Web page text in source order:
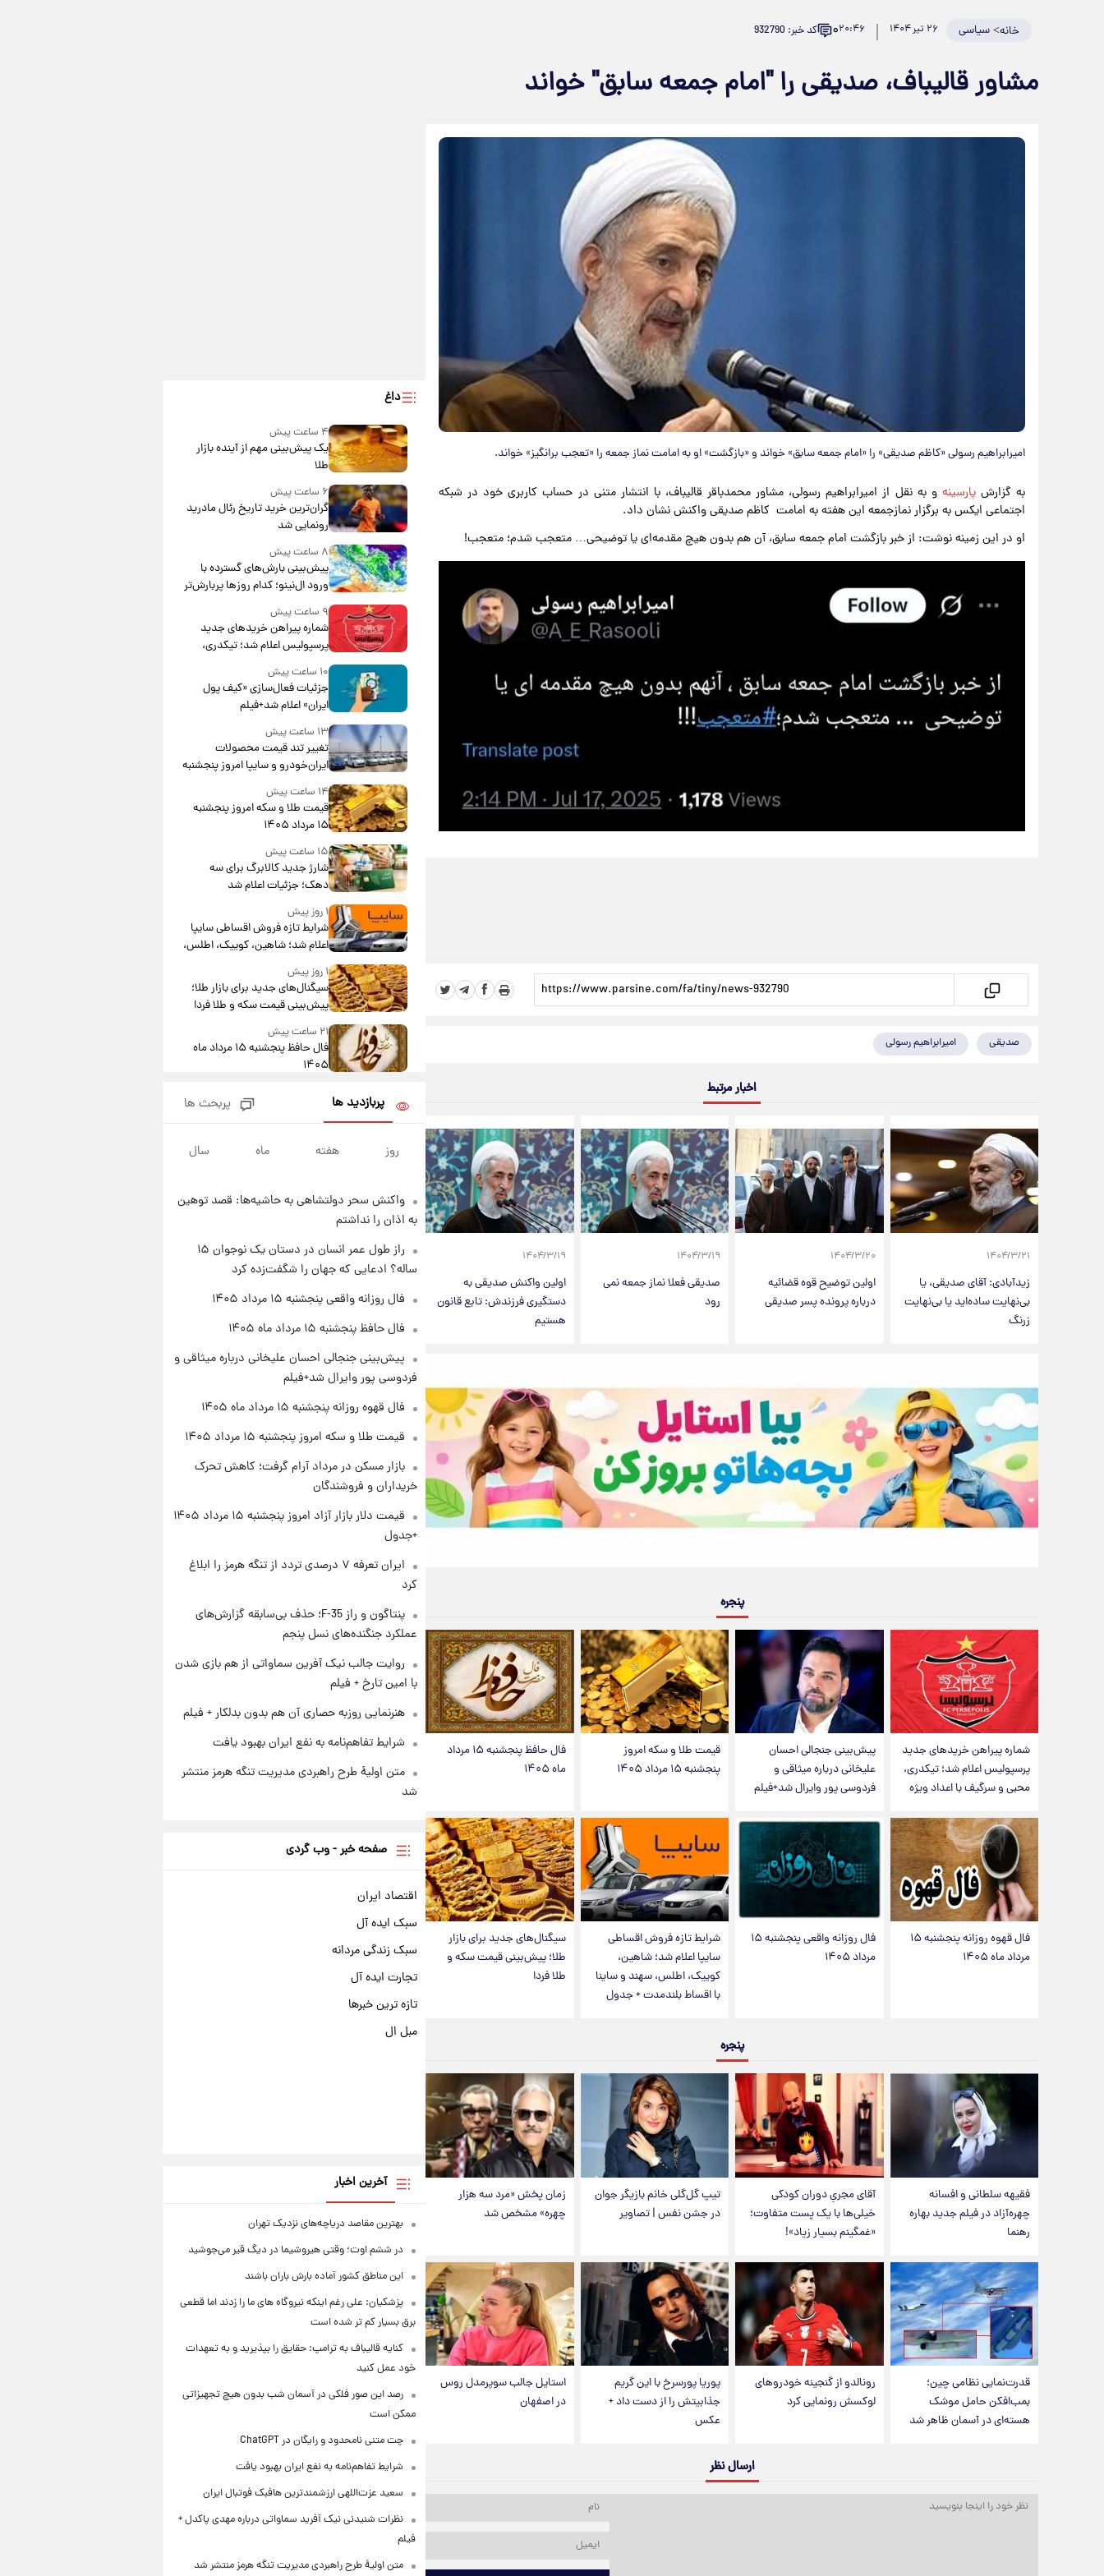
خانه>سیاسی ۲۶ تیر ۱۴۰۴ ۲۰:۴۶۰ کد خبر: 932790
مشاور قالیباف، صدیقی را "امام جمعه سابق" خواند
​امیرابراهیم رسولی «کاظم صدیقی» را «امام جمعه سابق» خواند و «بازگشت» او به امامت نماز جمعه را «تعجب برانگیز» خواند.
به گزارشپارسینه و به نقل از امیرابراهیم رسولی، مشاور محمدباقر قالیباف، با انتشار متنی در حساب کاربری خود در شبکه
اجتماعی ایکس به برگزار نمازجمعه این هفته به امامت کاظم صدیقی واکنش نشان داد.
او در این زمینه نوشت: از خبر بازگشت امام جمعه سابق، آن هم بدون هیچ مقدمه‌ای یا توضیحی… متعجب شدم؛ متعجب!
صدیقی امیرابراهیم رسولی
اخبار مرتبط
۱۴۰۴/۳/۲۱
زیدآبادی: آقای صدیقی، یا
بی‌نهایت ساده‌اید یا بی‌نهایت
زرنگ
۱۴۰۴/۳/۲۰
اولین توضیح قوه قضائیه
درباره پرونده پسر صدیقی
۱۴۰۴/۳/۱۹
صدیقی فعلا نماز جمعه نمی
رود
۱۴۰۴/۳/۱۹
اولین واکنش صدیقی به
دستگیری فرزندش: تابع قانون
هستیم
پنجره
شماره پیراهن خریدهای جدید
پرسپولیس اعلام شد؛ تیکدری،
محبی و سرگیف با اعداد ویژه
پیش‌بینی جنجالی احسان
علیخانی درباره میثاقی و
فردوسی پور وایرال شد+فیلم
قیمت طلا و سکه امروز
پنجشنبه ۱۵ مرداد ۱۴۰۵
فال حافظ پنجشنبه ۱۵ مرداد
ماه ۱۴۰۵
فال قهوه روزانه پنجشنبه ۱۵
مرداد ماه ۱۴۰۵
فال روزانه واقعی پنجشنبه ۱۵
مرداد ۱۴۰۵
شرایط تازه فروش اقساطی
سایپا اعلام شد؛ شاهین،
کوییک، اطلس، سهند و ساینا
با اقساط بلندمدت + جدول
سیگنال‌های جدید برای بازار
طلا؛ پیش‌بینی قیمت سکه و
طلا فردا
پنجره
فقیهه سلطانی و افسانه
چهره‌آزاد در فیلم جدید بهاره
رهنما
آقای مجریِ دوران کودکی
خیلی‌ها با یک پست متفاوت؛
«غمگینم بسیار زیاد»!
تیپ گل‌گلی خانم بازیگر جوان
در جشن نفس | تصاویر
زمان پخش «مرد سه هزار
چهره» مشخص شد
قدرت‌نمایی نظامی چین؛
بمب‌افکن حامل موشک
هسته‌ای در آسمان ظاهر شد
رونالدو از گنجینه خودروهای
لوکسش رونمایی کرد
پوریا پورسرخ با این گریم
جذابیتش را از دست داد +
عکس
استایل جالب سوپرمدل روس
در اصفهان
ارسال نظر
داغ
۴ ساعت پیش
یک پیش‌بینی مهم از آینده بازار
طلا
۶ ساعت پیش
گران‌ترین خرید تاریخ رئال مادرید
رونمایی شد
۸ ساعت پیش
پیش‌بینی بارش‌های گسترده با
ورود ال‌نینو؛ کدام روزها پربارش‌تر
۹ ساعت پیش
شماره پیراهن خریدهای جدید
پرسپولیس اعلام شد؛ تیکدری،
محبی و سرگیف با اعداد ویژه
۱۰ ساعت پیش
جزئیات فعال‌سازی «کیف پول
ایران» اعلام شد+فیلم
۱۳ ساعت پیش
تغییر تند قیمت محصولات
ایران‌خودرو و سایپا امروز پنجشنبه
۱۵ مرداد ۱۴۰۵ +جدول
۱۴ ساعت پیش
قیمت طلا و سکه امروز پنجشنبه
۱۵ مرداد ۱۴۰۵
۱۵ ساعت پیش
شارژ جدید کالابرگ برای سه
دهک؛ جزئیات اعلام شد
۱ روز پیش
شرایط تازه فروش اقساطی سایپا
اعلام شد؛ شاهین، کوییک، اطلس،
سهند و ساینا با اقساط بلندمدت +
جدول۱ روز پیش
سیگنال‌های جدید برای بازار طلا؛
پیش‌بینی قیمت سکه و طلا فردا
۲۱ ساعت پیش
فال حافظ پنجشنبه ۱۵ مرداد ماه
۱۴۰۵
فال قهوه روزانه پنجشنبه ۱۵ مرداد
ماه ۱۴۰۵
۲۳ ساعت پیش
چهارشنبه ۱۴ مرداد + جدول
۱ روز پیش
تولید سایپا؛ نام خودرو، مبلغ پیش
پرداخت و زمان تحویل | سود
مشارکت چند درصد است؟
پربازدید ها پربحث ها
روز هفته ماه سال
واکنش سحر دولتشاهی به حاشیه‌ها: قصد توهین
به اذان را نداشتم
راز طول عمر انسان در دستان یک نوجوان ۱۵
ساله؟ ادعایی که جهان را شگفت‌زده کرد
فال روزانه واقعی پنجشنبه ۱۵ مرداد ۱۴۰۵
فال حافظ پنجشنبه ۱۵ مرداد ماه ۱۴۰۵
پیش‌بینی جنجالی احسان علیخانی درباره میثاقی و
فردوسی پور وایرال شد+فیلم
فال قهوه روزانه پنجشنبه ۱۵ مرداد ماه ۱۴۰۵
قیمت طلا و سکه امروز پنجشنبه ۱۵ مرداد ۱۴۰۵
بازار مسکن در مرداد آرام گرفت؛ کاهش تحرک
خریداران و فروشندگان
قیمت دلار بازار آزاد امروز پنجشنبه ۱۵ مرداد ۱۴۰۵
+جدول
ایران تعرفه ۷ درصدی تردد از تنگه هرمز را ابلاغ
کرد
پنتاگون و راز F-35؛ حذف بی‌سابقه گزارش‌های
عملکرد جنگنده‌های نسل پنجم
روایت جالب نیک آفرین سماواتی از هم بازی شدن
با امین تارخ + فیلم
هنرنمایی روزبه حصاری آن هم بدون بدلکار + فیلم
شرایط تفاهم‌نامه به نفع ایران بهبود یافت
متن اولیۀ طرح راهبردی مدیریت تنگه هرمز منتشر
شد
صفحه خبر - وب گردی
اقتصاد ایران
سبک ایده آل
سبک زندگی مردانه
تجارت ایده آل
تازه ترین خبرها
مبل ال
آخرین اخبار
بهترین مقاصد دریاچه‌های نزدیک تهران
در ششم اوت؛ وقتی هیروشیما در دیگ قیر می‌جوشید
این مناطق کشور آماده بارش باران باشند
پزشکیان: علی رغم اینکه نیروگاه های ما را زدند اما قطعی
برق بسیار کم تر شده است
کنایه قالیباف به ترامپ: حقایق را بپذیرید و به تعهدات
خود عمل کنید
رصد این صور فلکی در آسمان شب بدون هیچ تجهیزاتی
ممکن است
چت متنی نامحدود و رایگان در ChatGPT
شرایط تفاهم‌نامه به نفع ایران بهبود یافت
سعید عزت‌اللهی ارزشمندترین هافبک فوتبال ایران
نظرات شنیدنی نیک آفرید سماواتی درباره مهدی پاکدل +
فیلم
متن اولیۀ طرح راهبردی مدیریت تنگه هرمز منتشر شد